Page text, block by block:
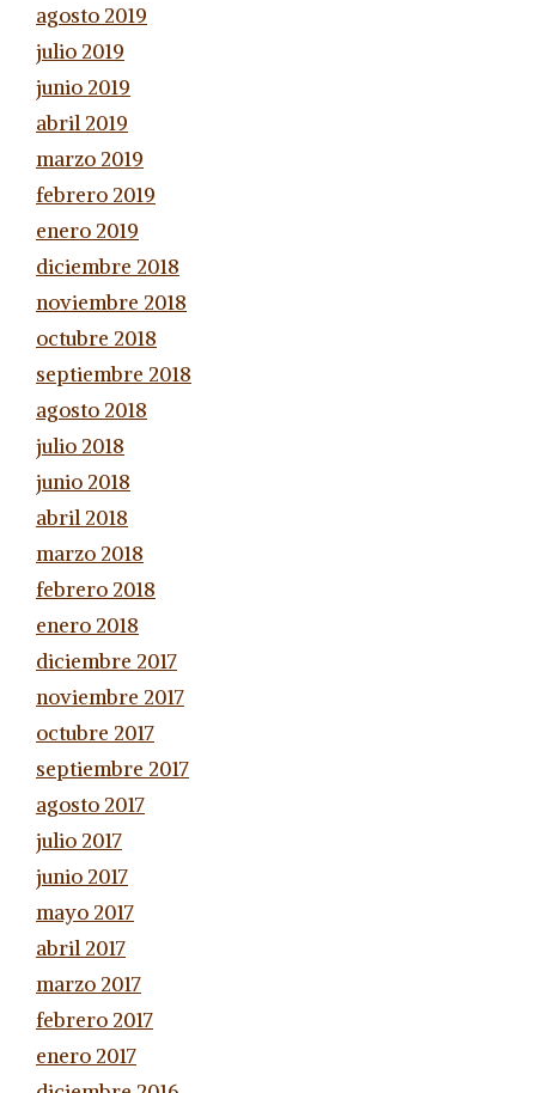
agosto 2019
julio 2019
junio 2019
abril 2019
marzo 2019
febrero 2019
enero 2019
diciembre 2018
noviembre 2018
octubre 2018
septiembre 2018
agosto 2018
julio 2018
junio 2018
abril 2018
marzo 2018
febrero 2018
enero 2018
diciembre 2017
noviembre 2017
octubre 2017
septiembre 2017
agosto 2017
julio 2017
junio 2017
mayo 2017
abril 2017
marzo 2017
febrero 2017
enero 2017